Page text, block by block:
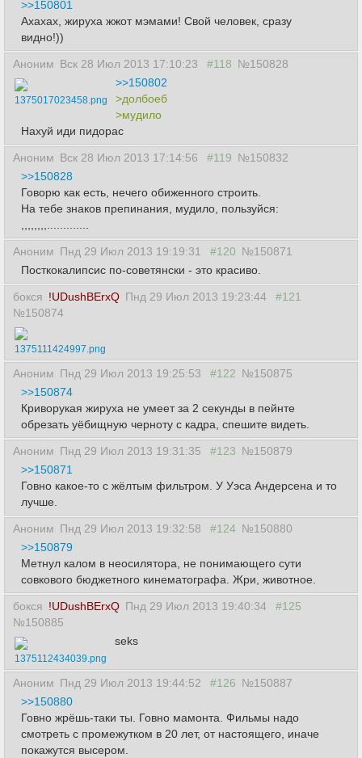
>>150801
Ахахах, жируха жжот мэмами! Свой человек, сразу
видно!))
Аноним Вск 28 Июл 2013 17:10:23 #118 №150828
1375017023458.png
>>150802
>долбоеб
>мудило
Нахуй иди пидорас
Аноним Вск 28 Июл 2013 17:14:56 #119 №150832
>>150828
Говорю как есть, нечего обиженного строить.
На тебе знаков препинания, мудило, пользуйся:
Аноним Пнд 29 Июл 2013 19:19:31 #120 №150871
Посткокалипсис по-советянски - это красиво.
бокся !UDushBErxQ Пнд 29 Июл 2013 19:23:44
#121
№150874
1375111424997.png
Аноним Пнд 29 Июл 2013 19:25:53 #122 №150875
>>150874
Криворукая жируха не умеет за 2 секунды в пейнте
обрезать уёбищную черноту с кадра, спешите видеть.
Аноним Пнд 29 Июл 2013 19:31:35 #123 №150879
>>150871
Говно какое-то с жёлтым фильтром. У Уэса Андерсена и то
лучше.
Аноним Пнд 29 Июл 2013 19:32:58 #124 №150880
>>150879
Метнул калом в неосилятора, не понимающего сути
совкового бюджетного кинематографа. Жри, животное.
бокся !UDushBErxQ Пнд 29 Июл 2013 19:40:34
#125
№150885
1375112434039.png
seks
Аноним Пнд 29 Июл 2013 19:44:52 #126 №150887
>>150880
Говно жрёшь-таки ты. Говно мамонта. Фильмы надо
смотреть с промежутком в 20 лет, от настоящего, иначе
покажутся высером.